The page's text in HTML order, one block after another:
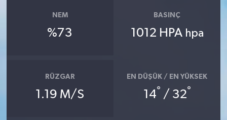
NEM
%73
BASINÇ
1012 HPA hpa
RÜZGAR
1.19 M/S
EN DÜŞÜK / EN YÜKSEK
14° / 32°